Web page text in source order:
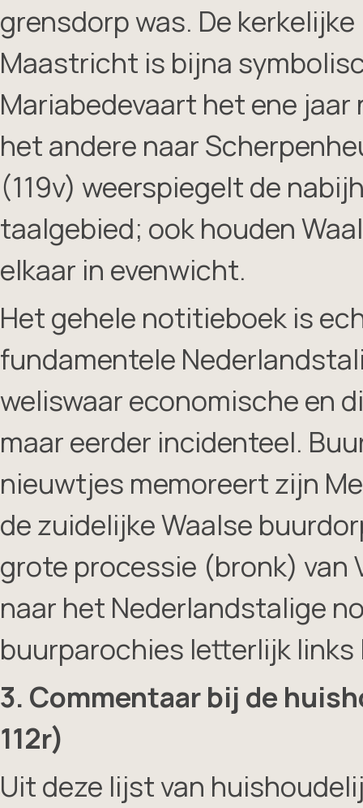
grensdorp was. De
Maastricht is bijna
Mariabedevaart het ene jaar
het andere naar
(119v) weerspiegelt de
taalgebied; ook houden
elkaar in evenwicht.
Het gehele notitieboek is
fundamentele
weliswaar economische en
maar eerder incidenteel.
nieuwtjes memoreert zijn
de zuidelijke Waalse
grote processie (bronk) van
naar het Nederlandstalige
buurparochies letterlijk
3. Commentaar bij de
112r)
Uit deze lijst van